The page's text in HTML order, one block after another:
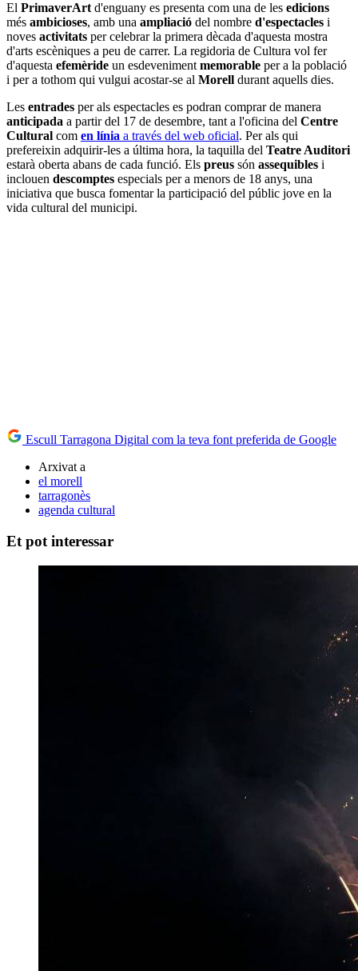
El PrimaverArtd'enguany es presenta com una de les edicions
més ambicioses, amb una ampliació del nombre d'espectacles i
noves activitats per celebrar la primera dècada d'aquesta mostra
d'arts escèniques a peu de carrer. La regidoria de Cultura vol fer
d'aquesta efemèride un esdevenimentmemorable per a la població
i per a tothom qui vulgui acostar-se al Morell durant aquells dies.
Les entrades per als espectacles es podran comprar de manera
anticipada a partir del 17 de desembre, tant a l'oficina del Centre
Cultural com en línia a través del web oficial. Per als qui
prefereixin adquirir-les a última hora, la taquilla del Teatre Auditori
estarà oberta abans de cada funció. Els preus són assequibles i
inclouen descomptes especials per a menors de 18 anys, una
iniciativa que busca fomentar la participació del públic jove en la
vida cultural del municipi.
Escull Tarragona Digital com la teva font preferida de Google
Arxivat a
el morell
tarragonès
agenda cultural
Et pot interessar